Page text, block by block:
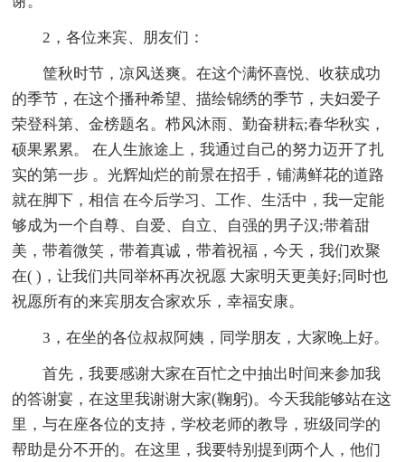
2，各位来宾、朋友们：
筐秋时节，凉风送爽。在这个满怀喜悦、收获成功
的季节，在这个播种希望、描绘锦绣的季节，夫妇爱子
荣登科第、金榜题名。栉风沐雨、勤奋耕耘;春华秋实，
硕果累累。 在人生旅途上，我通过自己的努力迈开了扎
实的第一步 。光辉灿烂的前景在招手，铺满鲜花的道路
就在脚下，相信 在今后学习、工作、生活中，我一定能
够成为一个自尊、自爱、自立、自强的男子汉;带着甜
美，带着微笑，带着真诚，带着祝福，今天，我们欢聚
在( )，让我们共同举杯再次祝愿 大家明天更美好;同时也
祝愿所有的来宾朋友合家欢乐，幸福安康。
3，在坐的各位叔叔阿姨，同学朋友，大家晚上好。
首先，我要感谢大家在百忙之中抽出时间来参加我
的答谢宴，在这里我谢谢大家(鞠躬)。今天我能够站在这
里，与在座各位的支持，学校老师的教导，班级同学的
帮助是分不开的。在这里，我要特别提到两个人，他们